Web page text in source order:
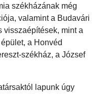
székházának még
valamint a Budavári
visszaépítések, mint a
a Honvéd
székház, a József
lapunk úgy